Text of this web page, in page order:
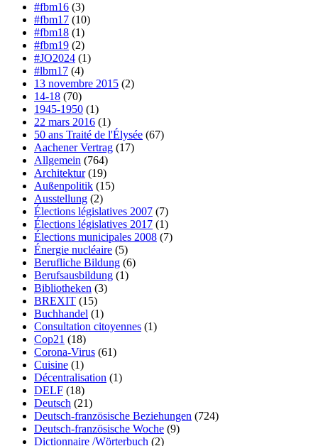
#fbm16 (3)
#fbm17 (10)
#fbm18 (1)
#fbm19 (2)
#JO2024 (1)
#lbm17 (4)
13 novembre 2015 (2)
14-18 (70)
1945-1950 (1)
22 mars 2016 (1)
50 ans Traité de l'Élysée (67)
Aachener Vertrag (17)
Allgemein (764)
Architektur(19)
Außenpolitik (15)
Ausstellung (2)
Élections législatives 2007 (7)
Élections législatives 2017 (1)
Élections municipales 2008 (7)
Énergie nucléaire (5)
Berufliche Bildung (6)
Berufsausbildung (1)
Bibliotheken (3)
BREXIT (15)
Buchhandel (1)
Consultation citoyennes (1)
Cop21 (18)
Corona-Virus (61)
Cuisine (1)
Décentralisation (1)
DELF (18)
Deutsch (21)
Deutsch-französische Beziehungen (724)
Deutsch-französische Woche (9)
Dictionnaire /Wörterbuch (2)